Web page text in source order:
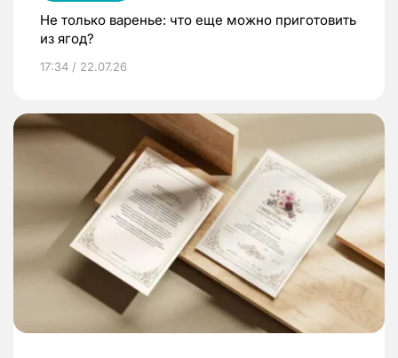
Не только варенье: что еще можно приготовить
из ягод?
17:34 / 22.07.26